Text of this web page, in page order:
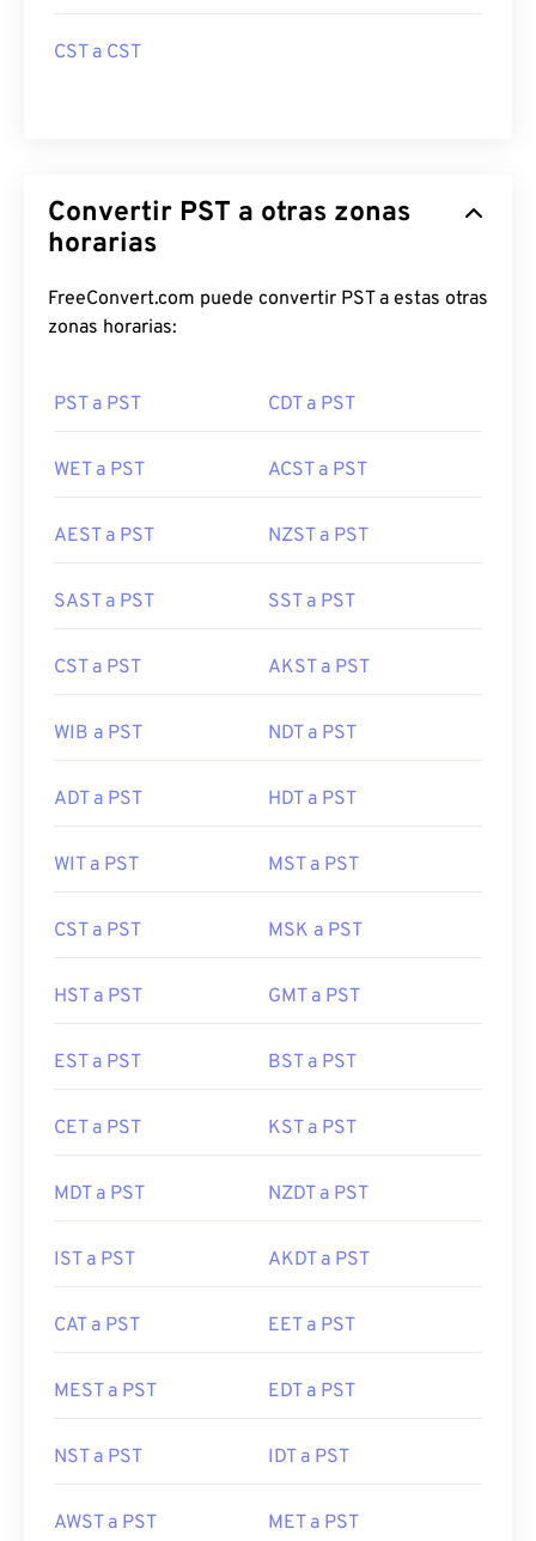
CST a CST
Convertir PST a otras zonas
horarias
FreeConvert.com puede convertir PST a estas otras
zonas horarias:
PST a PST CDT a PST
WET a PST ACST a PST
AEST a PST NZST a PST
SAST a PST SST a PST
CST a PST AKST a PST
WIB a PST NDT a PST
ADT a PST HDT a PST
WIT a PST MST a PST
CST a PST MSK a PST
HST a PST GMT a PST
EST a PST BST a PST
CET a PST KST a PST
MDT a PST NZDT a PST
IST a PST AKDT a PST
CAT a PST EET a PST
MEST a PST EDT a PST
NST a PST IDT a PST
AWST a PST MET a PST